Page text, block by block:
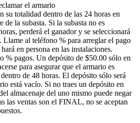
el armario
su totalidad dentro de las 24 horas en
de la subasta. Si la subasta no es
perderá el ganador y se seleccionará
Llame al teléfono % para arreglar el pago
en persona en las instalaciones.
% pagos. Un depósito de $50.00 sólo en
para asegurar que el armario es
de 48 horas. El depósito sólo será
está vacío. Si no traes un depósito en
almacenaje del uno mismo puede negar
las ventas son el FINAL, no se aceptan